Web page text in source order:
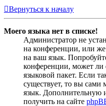
Вернуться к началу
Моего языка нет в списке!
Администратор не
на конференции, или
на ваш язык.
конференции, может
языковой пакет. Если
существует, то вы сами
язык.
получить на сайте